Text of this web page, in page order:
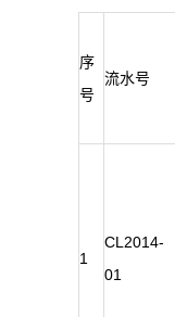
序
号
流水号
1
CL2014-
01